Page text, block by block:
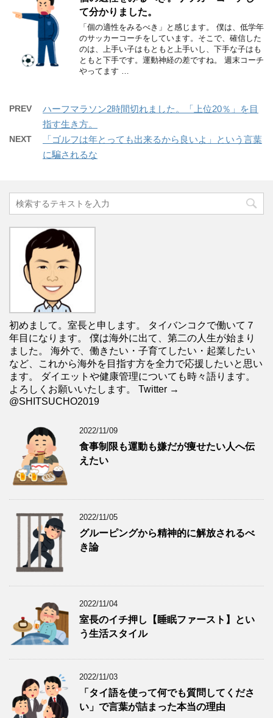
て分かりました。
「個の適性をみるべき」と感じます。 僕は、低学年
のサッカーコーチをしています。そこで、確信した
のは、上手い子はもともと上手いし、下手な子はも
ともと下手です。運動神経の差ですね。 週末コーチ
やってます …
PREV
ハーフマラソン2時間切れました。「上位20％」を目
指す生き方。
NEXT
「ゴルフは年とっても出来るから良いよ」という言葉
に騙されるな
初めまして。室長と申します。 タイバンコクで働いて７
年目になります。 僕は海外に出て、第二の人生が始まり
ました。 海外で、働きたい・子育てしたい・起業したい
など、これから海外を目指す方を全力で応援したいと思い
ます。 ダイエットや健康管理についても時々語ります。
よろしくお願いいたします。 Twitter →
@SHITSUCHO2019
2022/11/09
食事制限も運動も嫌だが痩せたい人へ伝
えたい
2022/11/05
グルーピングから精神的に解放されるべ
き論
2022/11/04
室長のイチ押し【睡眠ファースト】とい
う生活スタイル
2022/11/03
「タイ語を使って何でも質問してくださ
い」で言葉が詰まった本当の理由